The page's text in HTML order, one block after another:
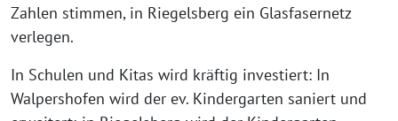
Zahlen stimmen, in Riegelsberg ein Glasfasernetz
verlegen.
In Schulen und Kitas wird kräftig investiert: In
Walpershofen wird der ev. Kindergarten saniert und